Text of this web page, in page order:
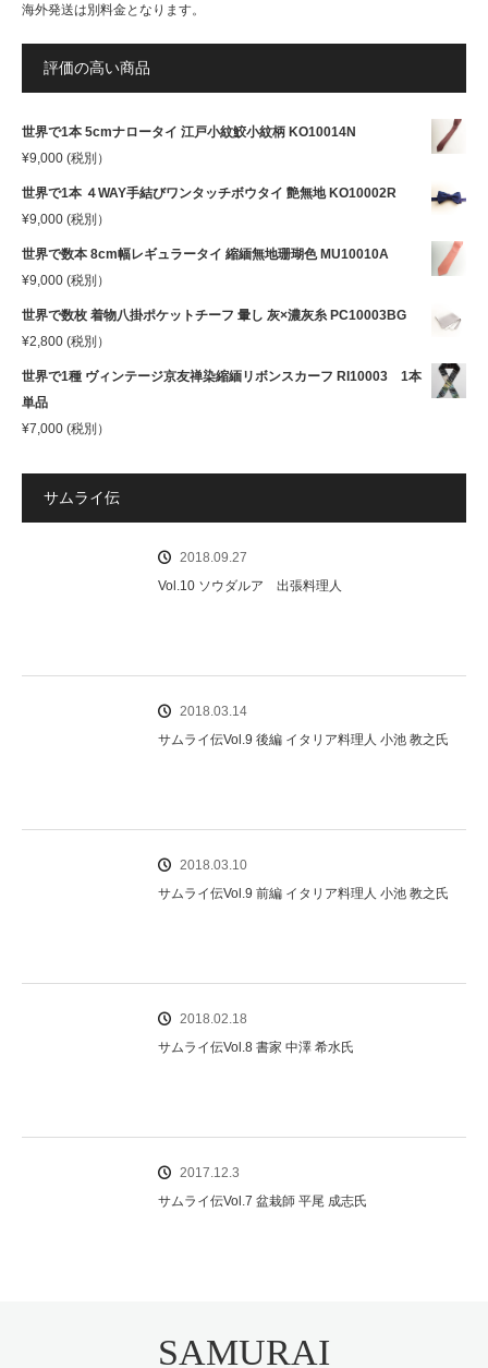
海外発送は別料金となります。
評価の高い商品
世界で1本 5cmナロータイ 江戸小紋鮫小紋柄 KO10014N
¥9,000 (税別）
世界で1本 ４WAY手結びワンタッチボウタイ 艶無地 KO10002R
¥9,000 (税別）
世界で数本 8cm幅レギュラータイ 縮緬無地珊瑚色 MU10010A
¥9,000 (税別）
世界で数枚 着物八掛ポケットチーフ 暈し 灰×濃灰糸 PC10003BG
¥2,800 (税別）
世界で1種 ヴィンテージ京友禅染縮緬リボンスカーフ RI10003 1本
単品
¥7,000 (税別）
サムライ伝
2018.09.27
Vol.10 ソウダルア 出張料理人
2018.03.14
サムライ伝Vol.9 後編 イタリア料理人 小池 教之氏
2018.03.10
サムライ伝Vol.9 前編 イタリア料理人 小池 教之氏
2018.02.18
サムライ伝Vol.8 書家 中澤 希水氏
2017.12.3
サムライ伝Vol.7 盆栽師 平尾 成志氏
SAMURAI